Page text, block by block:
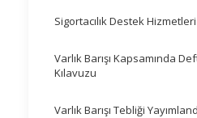
Sigortacılık Destek
Varlık Barışı Kapsamında
Kılavuzu
Varlık Barışı Tebliği